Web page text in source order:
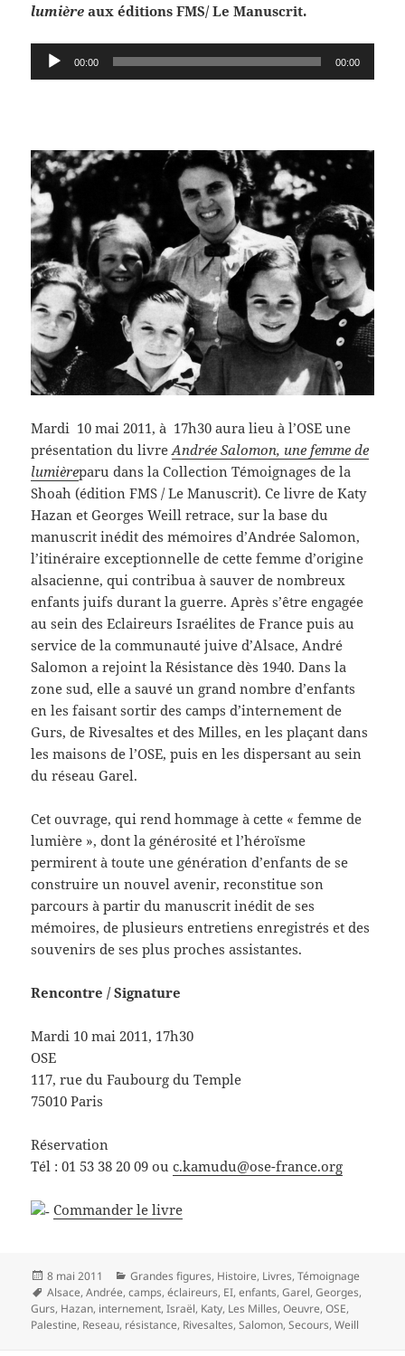
lumière aux éditions FMS/ Le Manuscrit.
Lecteur
audio
00:00 00:00
Mardi 10 mai 2011, à 17h30 aura lieu à l’OSE une
présentation du livreAndrée Salomon, une femme de
lumièreparu dans la Collection Témoignages de la
Shoah (édition FMS / Le Manuscrit). Ce livre de Katy
Hazan et Georges Weill retrace, sur la base du
manuscrit inédit des mémoires d’Andrée Salomon,
l’itinéraire exceptionnelle de cette femme d’origine
alsacienne, qui contribua à sauver de nombreux
enfants juifs durant la guerre. Après s’être engagée
au sein des Eclaireurs Israélites de France puis au
service de la communauté juive d’Alsace, André
Salomon a rejoint la Résistance dès 1940. Dans la
zone sud, elle a sauvé un grand nombre d’enfants
en les faisant sortir des camps d’internement de
Gurs, de Rivesaltes et des Milles, en les plaçant dans
les maisons de l’OSE, puis en les dispersant au sein
du réseau Garel.
Cet ouvrage, qui rend hommage à cette « femme de
lumière », dont la générosité et l’héroïsme
permirent à toute une génération d’enfants de se
construire un nouvel avenir, reconstitue son
parcours à partir du manuscrit inédit de ses
mémoires, de plusieurs entretiens enregistrés et des
souvenirs de ses plus proches assistantes.
Rencontre / Signature
Mardi 10 mai 2011, 17h30
OSE
117, rue du Faubourg du Temple
75010 Paris
Réservation
Tél : 01 53 38 20 09 ouc.kamudu@ose-france.org
Commander le livre
Publié
le
8 mai 2011 Catégories
Grandes figures, Histoire, Livres,Témoignage
Mots-
clés
Alsace,Andrée,camps,éclaireurs, EI,enfants,Garel,Georges,
Gurs, Hazan, internement,Israël, Katy, Les Milles,Oeuvre,OSE,
Palestine, Reseau, résistance, Rivesaltes,Salomon,Secours,Weill